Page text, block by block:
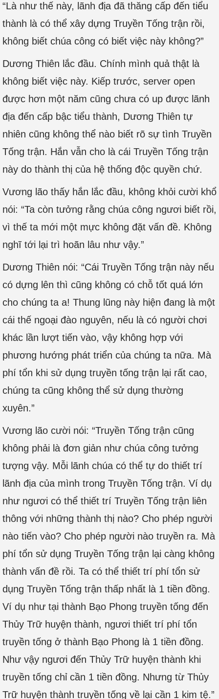
“Là như thế này, lãnh địa đã thăng cấp đến tiểu
thành là có thể xây dựng Truyền Tống trận rồi,
không biết chúa công có biết việc này không?”
Dương Thiên lắc đầu. Chính mình quả thật là
không biết việc này. Kiếp trước, server open
được hơn một năm cũng chưa có up được lãnh
địa đến cấp bậc tiểu thành, Dương Thiên tự
nhiên cũng không thể nào biết rõ sự tình Truyền
Tống trận. Hắn vẫn cho là cái Truyền Tống trận
này do thành thị của hệ thống độc quyền chứ.
Vương lão thấy hắn lắc đầu, không khỏi cười khổ
nói: “Ta còn tưởng rằng chúa công ngươi biết rồi,
vì thế ta mới một mực không đặt vấn đề. Không
nghĩ tới lại trì hoãn lâu như vậy.”
Dương Thiên nói: “Cái Truyền Tống trận này nếu
có dựng lên thì cũng không có chỗ tốt quá lớn
cho chúng ta a! Thung lũng này hiện đang là một
cái thế ngoại đào nguyên, nếu là có người chơi
khác lần lượt tiến vào, vậy không hợp với
phương hướng phát triển của chúng ta nữa. Mà
phí tổn khi sử dụng truyền tống trận lại rất cao,
chúng ta cũng không thể sử dụng thường
xuyên.”
Vương lão cười nói: “Truyền Tống trận cũng
không phải là đơn giản như chúa công tưởng
tượng vậy. Mỗi lãnh chúa có thể tự do thiết trí
lãnh địa của mình trong Truyền Tống trận. Ví dụ
như ngươi có thể thiết trí Truyền Tống trận liên
thông với những thành thị nào? Cho phép người
nào tiến vào? Cho phép người nào truyền ra. Mà
phí tổn sử dụng Truyền Tống trận lại càng không
thành vấn đề rồi. Ta có thể thiết trí phí tổn sử
dụng Truyền Tống trận thấp nhất là 1 tiền đồng.
Ví dụ như tại thành Bạo Phong truyền tống đến
Thủy Trữ huyện thành, ngươi thiết trí phí tổn
truyền tống ở thành Bạo Phong là 1 tiền đồng.
Như vậy ngươi đến Thủy Trữ huyện thành khi
truyền tống chỉ cần 1 tiền đồng. Nhưng từ Thủy
Trữ huyện thành truyền tống về lại cần 1 kim tệ.”